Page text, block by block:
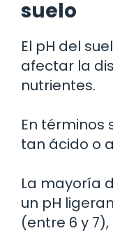
suelo
El pH del
afectar la
nutrientes.
En términos
tan ácido o
La mayoría
un pH
(entre 6 y